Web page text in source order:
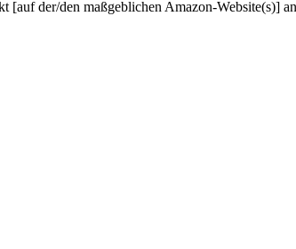
der/den maßgeblichen Amazon-Website(s)]